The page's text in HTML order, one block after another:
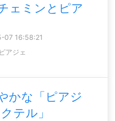
ェミンとピア
07 16:58:21
ピアジェ
かな「ピアジ
テル」